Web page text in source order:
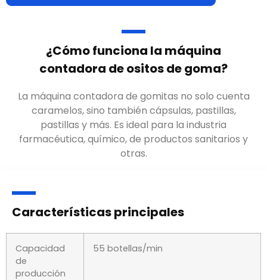
¿Cómo funciona la máquina
contadora de ositos de goma?
La máquina contadora de gomitas no solo cuenta
caramelos, sino también cápsulas, pastillas,
pastillas y más. Es ideal para la industria
farmacéutica, químico, de productos sanitarios y
otras.
Características principales
Capacidad
de
producción
55 botellas/min